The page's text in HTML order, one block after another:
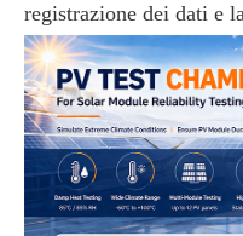
registrazione dei dati e